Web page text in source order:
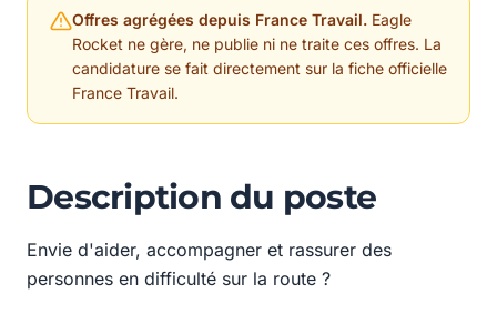
Offres agrégées depuis France Travail. Eagle
Rocket ne gère, ne publie ni ne traite ces offres. La
candidature se fait directement sur la fiche officielle
France Travail.
Description du poste
Envie d'aider, accompagner et rassurer des
personnes en difficulté sur la route ?